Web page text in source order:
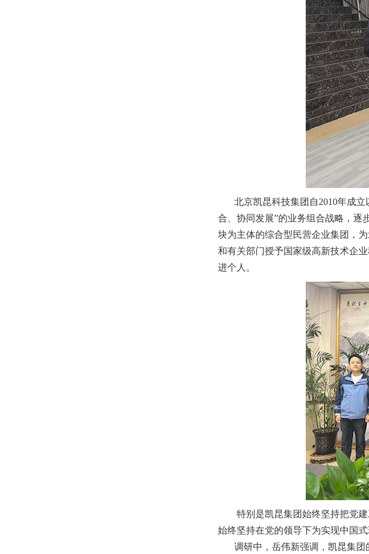
北京凯昆科技集团自2010年成立
合、协同发展”的业务组合战略，逐
块为主体的综合型民营企业集团，
和有关部门授予国家级高新技术企
进个人。
特别是凯昆集团始终坚持把党建
始终坚持在党的领导下为实现中国式
调研中，岳伟新强调，凯昆集团